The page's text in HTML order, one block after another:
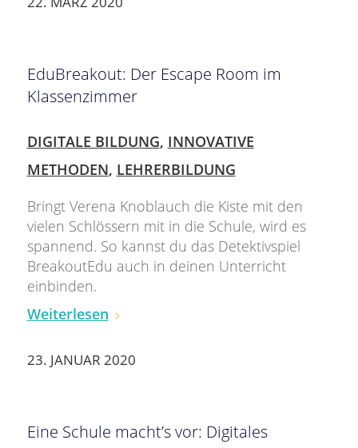
EduBreakout: Der Escape Room im
Klassenzimmer
DIGITALE BILDUNG, INNOVATIVE
METHODEN, LEHRERBILDUNG
Bringt Verena Knoblauch die Kiste mit den
vielen Schlössern mit in die Schule, wird es
spannend. So kannst du das Detektivspiel
BreakoutEdu auch in deinen Unterricht
einbinden.
Weiterlesen
23. JANUAR 2020
Eine Schule macht’s vor: Digitales